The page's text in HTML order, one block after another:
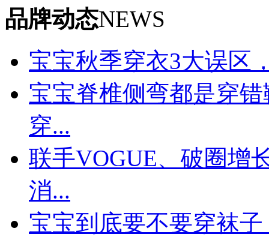
品牌动态NEWS
宝宝秋季穿衣3大误区
宝宝脊椎侧弯都是穿
穿...
联手VOGUE、破圈增
消...
宝宝到底要不要穿袜